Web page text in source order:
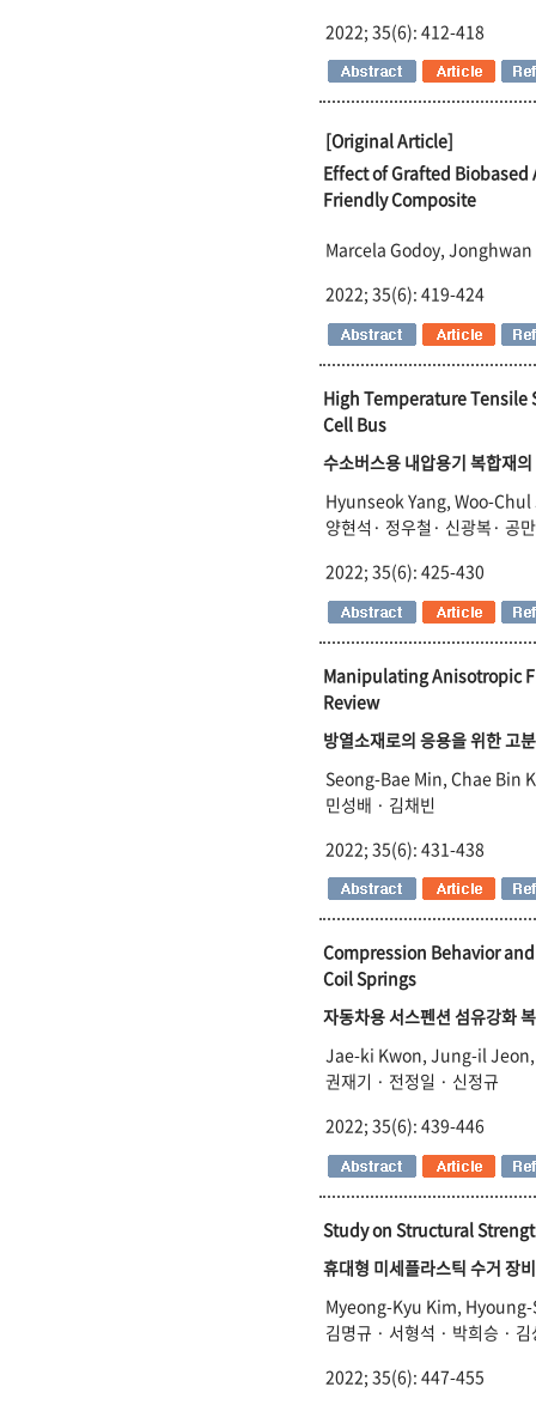
2022; 35(6): 412-418
[Original Article]
Effect of Grafted Biobased
Friendly Composite
Marcela Godoy,
2022; 35(6): 419-424
High Temperature Tensile
Cell Bus
수소버스용 내압용기 복합재
Hyunseok Yang, Woo-
양현석· 정우철· 신광복· 공
2022; 35(6): 425-430
Manipulating Anisotropic
Review
방열소재로의 응용을 위한 고
Seong-Bae Min, Chae Bin
민성배 · 김채빈
2022; 35(6): 431-438
Compression Behavior
Coil Springs
자동차용 서스펜션 섬유강화
Jae-ki Kwon, Jung-il
권재기 · 전정일 · 신정규
2022; 35(6): 439-446
Study on Structural
휴대형 미세플라스틱 수거 장
Myeong-Kyu Kim,
김명규 · 서형석 · 박희승 · 김
2022; 35(6): 447-455